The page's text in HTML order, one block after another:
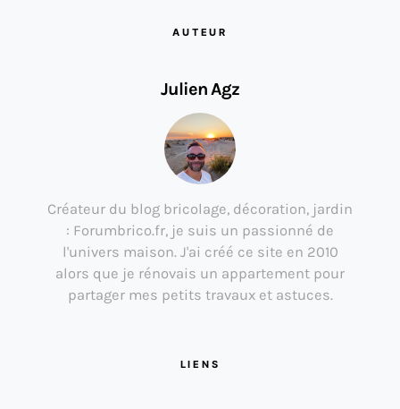
AUTEUR
Julien Agz
Créateur du blog bricolage, décoration, jardin
: Forumbrico.fr, je suis un passionné de
l'univers maison. J'ai créé ce site en 2010
alors que je rénovais un appartement pour
partager mes petits travaux et astuces.
LIENS